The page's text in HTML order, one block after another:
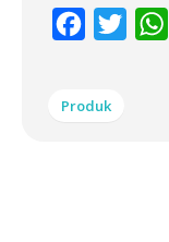
Facebook
Twitter
Produk